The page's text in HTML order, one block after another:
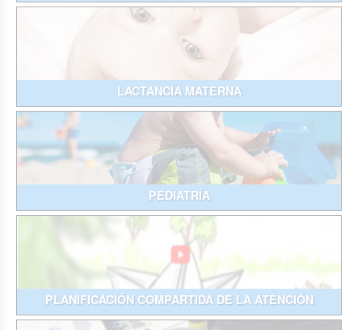
LACTANCIA MATERNA
PEDIATRÍA
PLANIFICACIÓN COMPARTIDA DE LA ATENCIÓN